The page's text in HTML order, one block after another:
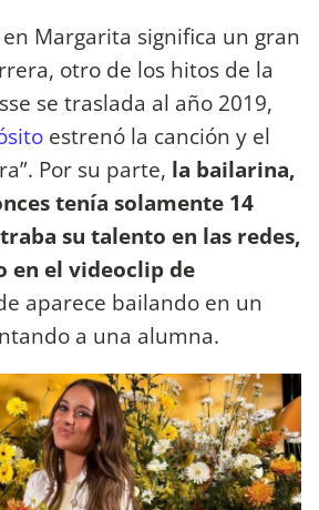
Margarita significa un gran
otro de los hitos de la
se traslada al año 2019,
estrenó la canción y el
Por su parte, la bailarina,
tenía solamente 14
su talento en las redes,
en el videoclip de
aparece bailando en un
a una alumna.